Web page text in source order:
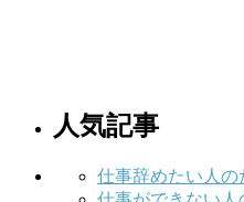
人気記事
仕事辞めたい人の